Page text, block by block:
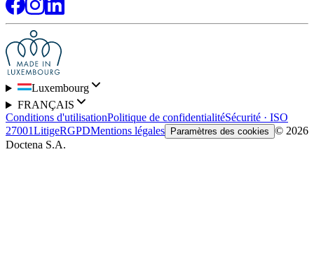
Luxembourg
FRANÇAIS
Conditions d'utilisationPolitique de confidentialitéSécurité · ISO
27001LitigeRGPDMentions légales Paramètres des cookies © 2026
Doctena S.A.